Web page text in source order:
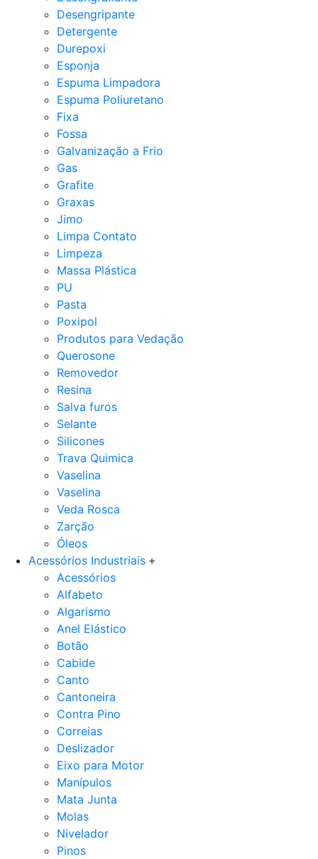
Desengripante
Detergente
Durepoxi
Esponja
Espuma Limpadora
Espuma Poliuretano
Fixa
Fossa
Galvanização a Frio
Gas
Grafite
Graxas
Jimo
Limpa Contato
Limpeza
Massa Plástica
PU
Pasta
Poxipol
Produtos para Vedação
Querosone
Removedor
Resina
Salva furos
Selante
Silicones
Trava Quimica
Vaselina
Vaselina
Veda Rosca
Zarção
Óleos
Acessórios Industriais
Acessórios
Alfabeto
Algarismo
Anel Elástico
Botão
Cabide
Canto
Cantoneira
Contra Pino
Correias
Deslizador
Eixo para Motor
Manípulos
Mata Junta
Molas
Nivelador
Pinos